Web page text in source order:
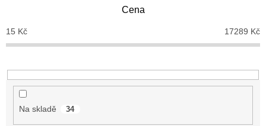
o
d
k
t
Cena
15 Kč 17289 Kč
Na skladě 34